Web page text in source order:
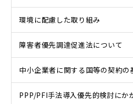
環境に配慮した取り組み
障害者優先調達促進法について
中小企業者に関する国等の契約の
PPP/PFI手法導入優先的検討にか